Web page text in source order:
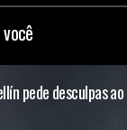
pede desculpas